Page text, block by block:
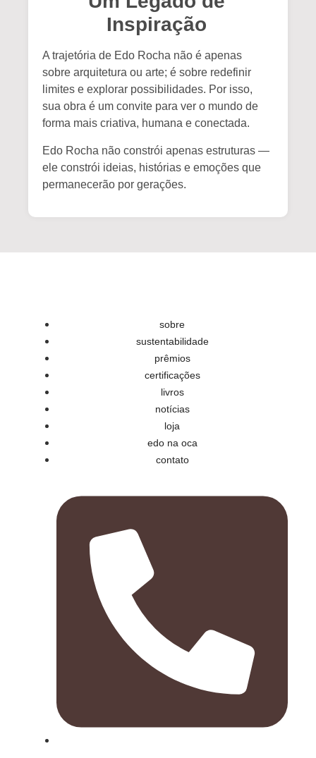
Inspiração
A trajetória de Edo Rocha não é apenas
sobre arquitetura ou arte; é sobre redefinir
limites e explorar possibilidades. Por isso,
sua obra é um convite para ver o mundo de
forma mais criativa, humana e conectada.
Edo Rocha não constrói apenas estruturas —
ele constrói ideias, histórias e emoções que
permanecerão por gerações.
sobre
sustentabilidade
prêmios
certificações
livros
notícias
loja
edo na oca
contato